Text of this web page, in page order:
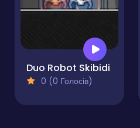
Duo Robot Skibidi
0 (0 Голосів)